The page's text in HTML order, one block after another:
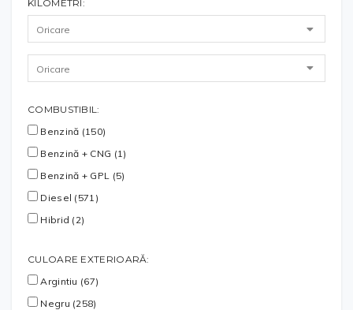
KILOMETRI:
COMBUSTIBIL:
Benzină (150)
Benzină + CNG (1)
Benzină + GPL (5)
Diesel (571)
Hibrid (2)
CULOARE EXTERIOARĂ:
Argintiu (67)
Negru (258)